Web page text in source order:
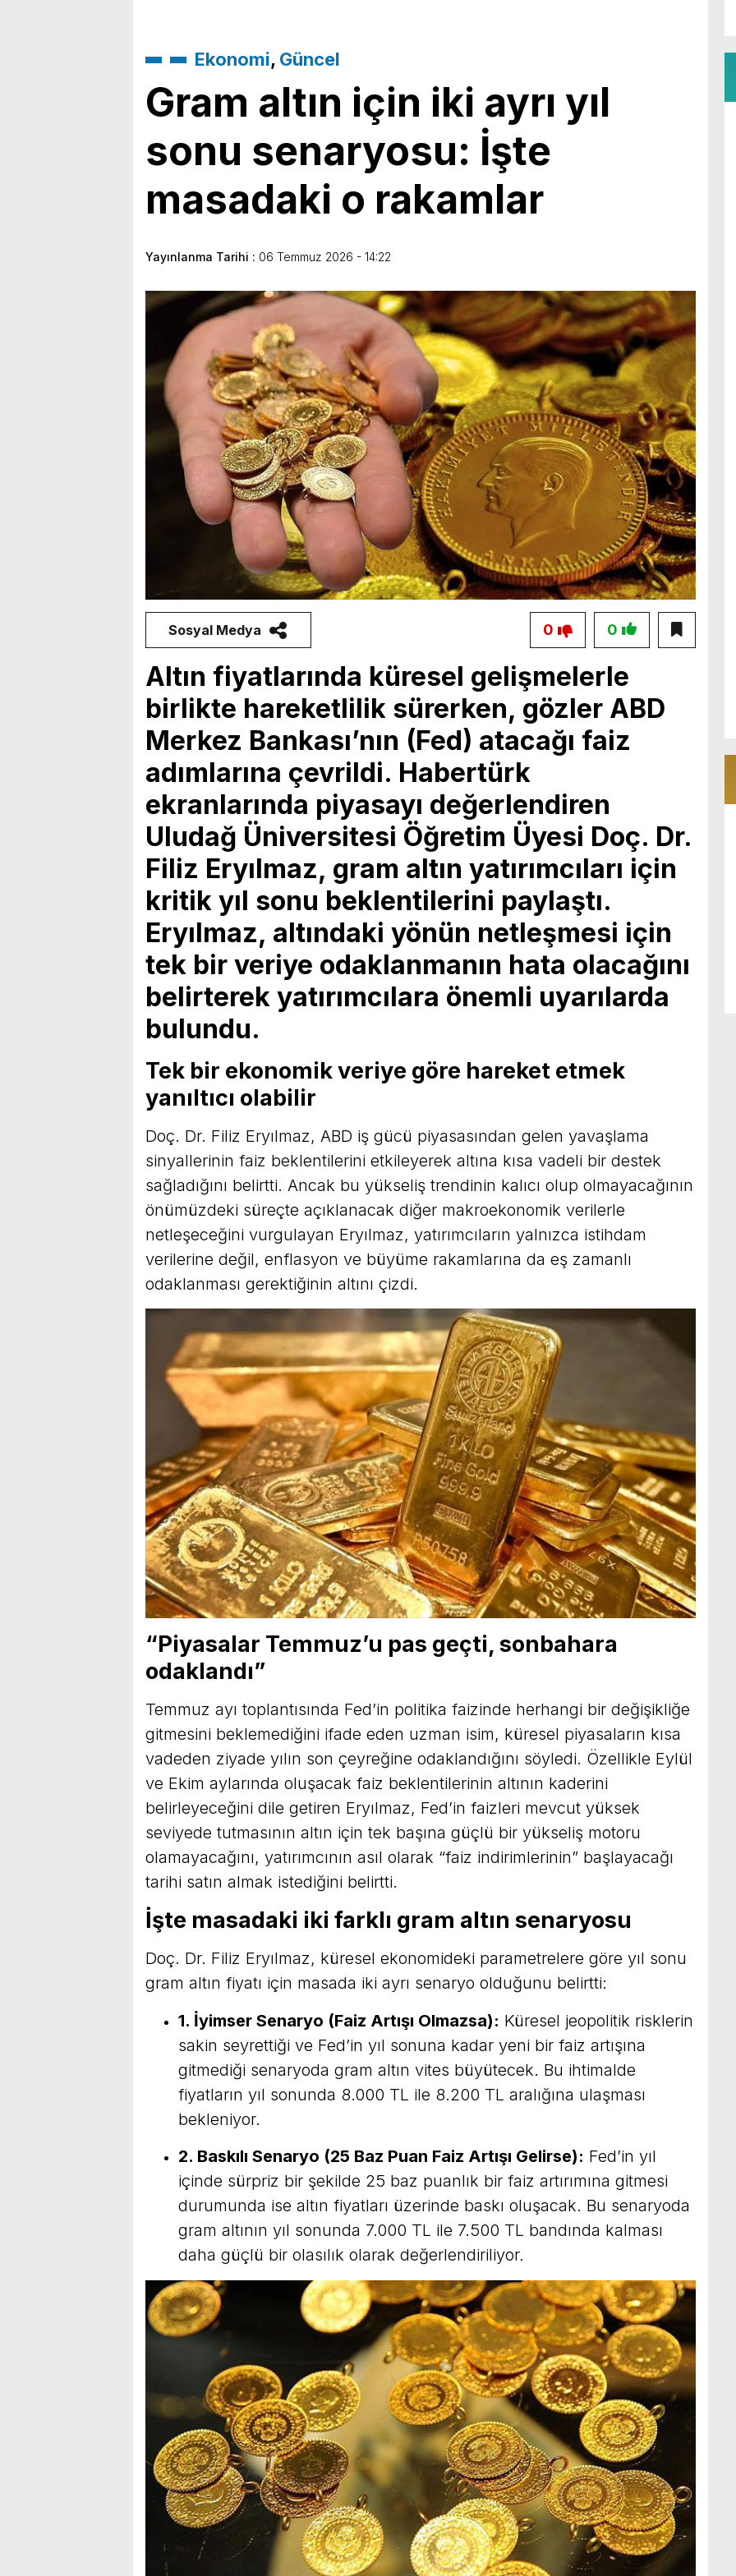
Ekonomi, Güncel
Gram altın için iki ayrı yıl
sonu senaryosu: İşte
masadaki o rakamlar
Yayınlanma Tarihi : 06 Temmuz 2026 - 14:22
Sosyal Medya 0
0
Altın fiyatlarında küresel gelişmelerle
birlikte hareketlilik sürerken, gözler ABD
Merkez Bankası’nın (Fed) atacağı faiz
adımlarına çevrildi. Habertürk
ekranlarında piyasayı değerlendiren
Uludağ Üniversitesi Öğretim Üyesi Doç. Dr.
Filiz Eryılmaz, gram altın yatırımcıları için
kritik yıl sonu beklentilerini paylaştı.
Eryılmaz, altındaki yönün netleşmesi için
tek bir veriye odaklanmanın hata olacağını
belirterek yatırımcılara önemli uyarılarda
bulundu.
Tek bir ekonomik veriye göre hareket etmek
yanıltıcı olabilir
Doç. Dr. Filiz Eryılmaz, ABD iş gücü piyasasından gelen yavaşlama
sinyallerinin faiz beklentilerini etkileyerek altına kısa vadeli bir destek
sağladığını belirtti. Ancak bu yükseliş trendinin kalıcı olup olmayacağının
önümüzdeki süreçte açıklanacak diğer makroekonomik verilerle
netleşeceğini vurgulayan Eryılmaz, yatırımcıların yalnızca istihdam
verilerine değil, enflasyon ve büyüme rakamlarına da eş zamanlı
odaklanması gerektiğinin altını çizdi.
“Piyasalar Temmuz’u pas geçti, sonbahara
odaklandı”
Temmuz ayı toplantısında Fed’in politika faizinde herhangi bir değişikliğe
gitmesini beklemediğini ifade eden uzman isim, küresel piyasaların kısa
vadeden ziyade yılın son çeyreğine odaklandığını söyledi. Özellikle Eylül
ve Ekim aylarında oluşacak faiz beklentilerinin altının kaderini
belirleyeceğini dile getiren Eryılmaz, Fed’in faizleri mevcut yüksek
seviyede tutmasının altın için tek başına güçlü bir yükseliş motoru
olamayacağını, yatırımcının asıl olarak “faiz indirimlerinin” başlayacağı
tarihi satın almak istediğini belirtti.
İşte masadaki iki farklı gram altın senaryosu
Doç. Dr. Filiz Eryılmaz, küresel ekonomideki parametrelere göre yıl sonu
gram altın fiyatı için masada iki ayrı senaryo olduğunu belirtti:
1. İyimser Senaryo (Faiz Artışı Olmazsa): Küresel jeopolitik risklerin
sakin seyrettiği ve Fed’in yıl sonuna kadar yeni bir faiz artışına
gitmediği senaryoda gram altın vites büyütecek. Bu ihtimalde
fiyatların yıl sonunda 8.000 TL ile 8.200 TL aralığına ulaşması
bekleniyor.
2. Baskılı Senaryo (25 Baz Puan Faiz Artışı Gelirse): Fed’in yıl
içinde sürpriz bir şekilde 25 baz puanlık bir faiz artırımına gitmesi
durumunda ise altın fiyatları üzerinde baskı oluşacak. Bu senaryoda
gram altının yıl sonunda 7.000 TL ile 7.500 TL bandında kalması
daha güçlü bir olasılık olarak değerlendiriliyor.